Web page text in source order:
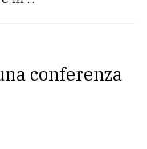
conferenza